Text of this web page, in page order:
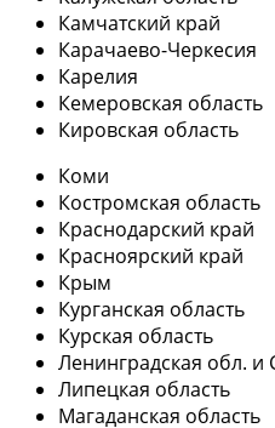
Камчатский край
Карачаево-Черкесия
Карелия
Кемеровская область
Кировская область
Коми
Костромская область
Краснодарский край
Красноярский край
Крым
Курганская область
Курская область
Ленинградская обл. и
Липецкая область
Магаданская область